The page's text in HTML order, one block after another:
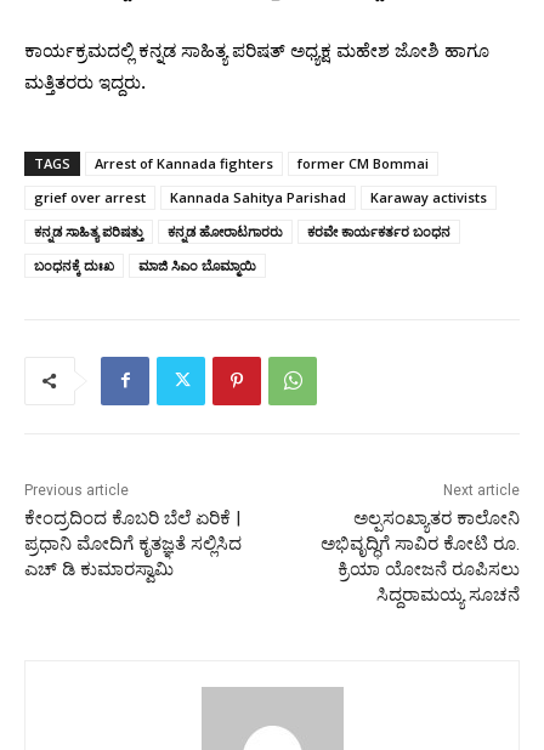
ಕಾರ್ಯಕ್ರಮದಲ್ಲಿ ಕನ್ನಡ ಸಾಹಿತ್ಯ ಪರಿಷತ್ ಅಧ್ಯಕ್ಷ ಮಹೇಶ ಜೋಶಿ ಹಾಗೂ
ಮತ್ತಿತರರು ಇದ್ದರು.
TAGS Arrest of Kannada fighters
former CM Bommai
grief over arrest
Kannada Sahitya Parishad
Karaway activists
ಕನ್ನಡ ಸಾಹಿತ್ಯ ಪರಿಷತ್ತು
ಕನ್ನಡ ಹೋರಾಟಗಾರರು
ಕರವೇ ಕಾರ್ಯಕರ್ತರ ಬಂಧನ
ಬಂಧನಕ್ಕೆ ದುಃಖ
ಮಾಜಿ ಸಿಎಂ ಬೊಮ್ಮಾಯಿ
Previous article
ಕೇಂದ್ರದಿಂದ ಕೊಬರಿ ಬೆಲೆ ಏರಿಕೆ |
ಪ್ರಧಾನಿ ಮೋದಿಗೆ ಕೃತಜ್ಞತೆ ಸಲ್ಲಿಸಿದ
ಎಚ್‌ ಡಿ ಕುಮಾರಸ್ವಾಮಿ
Next article
ಅಲ್ಪಸಂಖ್ಯಾತರ ಕಾಲೋನಿ
ಅಭಿವೃದ್ಧಿಗೆ ಸಾವಿರ ಕೋಟಿ ರೂ.
ಕ್ರಿಯಾ ಯೋಜನೆ ರೂಪಿಸಲು
ಸಿದ್ದರಾಮಯ್ಯ ಸೂಚನೆ